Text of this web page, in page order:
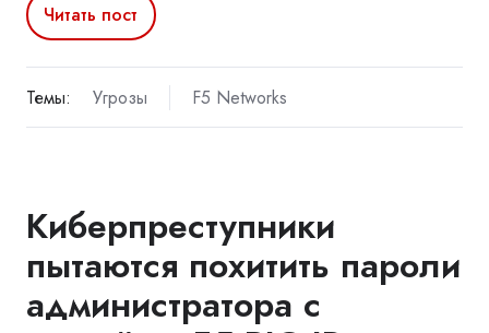
Читать пост
Темы: Угрозы F5 Networks
Киберпреступники
пытаются похитить пароли
администратора с